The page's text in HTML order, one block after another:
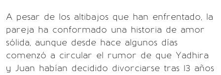
A pesar de los altibajos que han enfrentado, la
pareja ha conformado una historia de amor
sólida, aunque desde hace algunos días
comenzó a circular el rumor de que Yadhira
y Juan habían decidido divorciarse tras 13 años